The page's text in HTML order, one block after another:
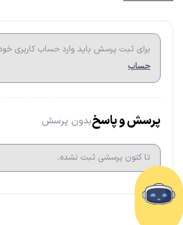
برای ثبت پرسش باید وارد حساب کاربری
حساب
پرسش و پاسخبدون پرسش
تا کتون پرسشی ثبت نشده.